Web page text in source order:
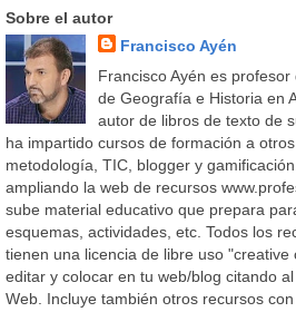
Sobre el autor
Francisco Ayén
Francisco Ayén es
de Geografía e Historia en
autor de libros de texto de
ha impartido cursos de formación a
metodología, TIC, blogger y
ampliando la web de recursos
sube material educativo que prepara
esquemas, actividades, etc. Todos los
tienen una licencia de libre uso "creative
editar y colocar en tu web/blog citando
Web. Incluye también otros recursos con